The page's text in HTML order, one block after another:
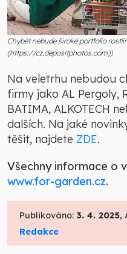
Chybět nebude široké portfolio
(https://cz.depositphotos.com))
Na veletrhu nebudou
firmy jako AL Pergoly,
BATIMA, ALKOTECH
dalších. Na jaké
těšit, najdete ZDE.
Všechny informace o
www.for-garden.cz.
Publikováno: 3. 4. 2025,
Redakce